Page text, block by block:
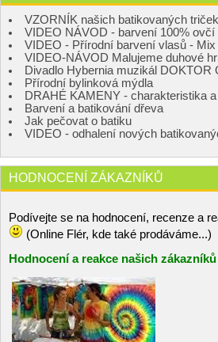
VZORNÍK našich batikovaných triček
VIDEO NÁVOD - barvení 100% ovčí
VIDEO - Přírodní barvení vlasů - Mix
VIDEO-NÁVOD Malujeme duhové
Divadlo Hybernia muzikál DOKTOR
Přírodní bylinková mýdla
DRAHÉ KAMENY - charakteristika
Barvení a batikování dřeva
Jak pečovat o batiku
VIDEO - odhalení nových
HODNOCENÍ ZÁKAZNÍKŮ
Podívejte se na hodnocení, recenze a
(Online Flér, kde také prodáváme...)
Hodnocení a reakce našich zákazníků